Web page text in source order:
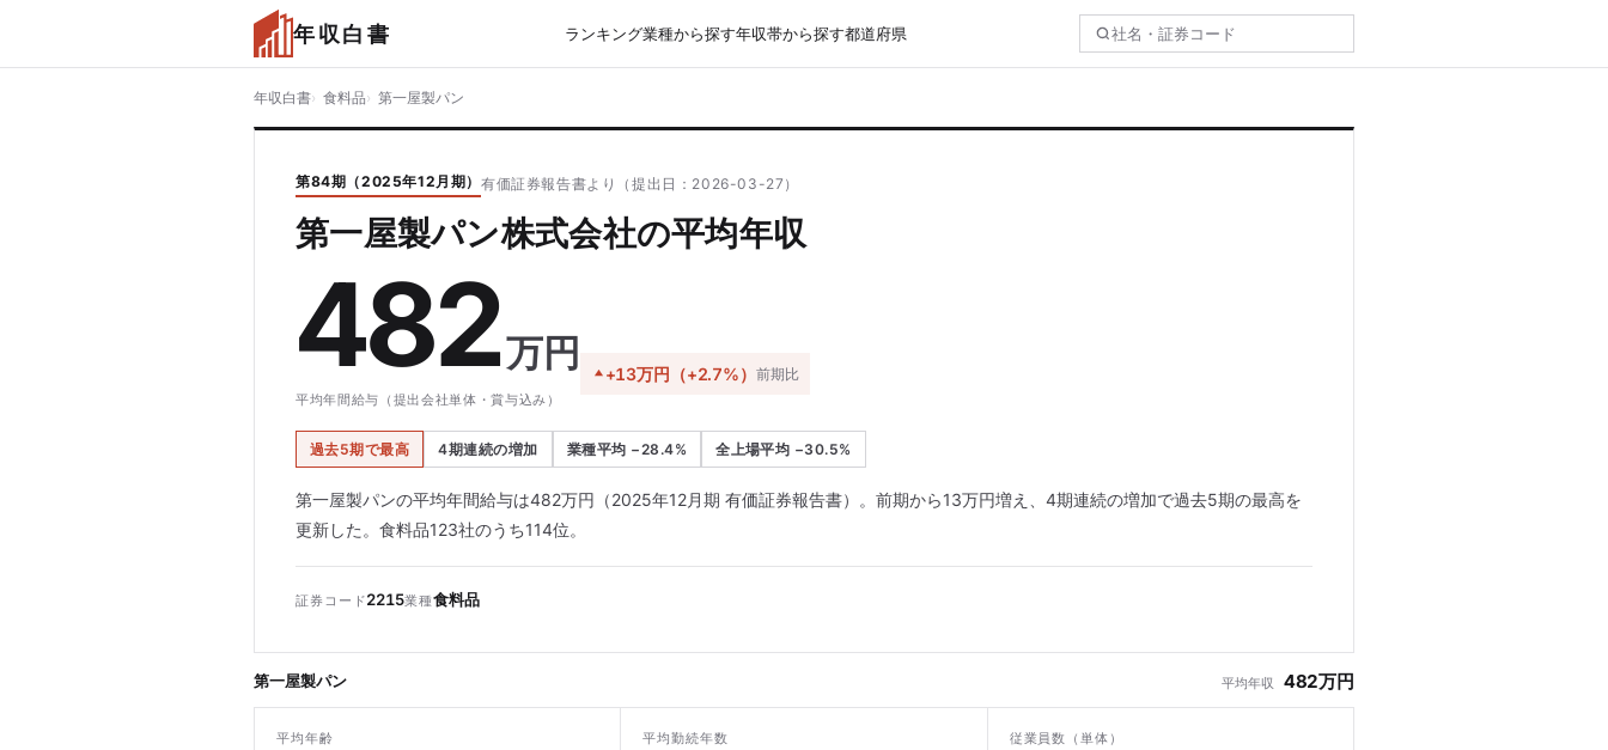
年収白書 ランキング業種から探す年収帯から探す都道府県
年収白書 食料品 第一屋製パン
第84期（2025年12月期） 有価証券報告書より（提出日：2026-03-27）
第一屋製パン株式会社の平均年収
482万円
平均年間給与（提出会社単体・賞与込み）
+13万円（+2.7%） 前期比
過去5期で最高 4期連続の増加 業種平均 −28.4% 全上場平均 −30.5%
第一屋製パンの平均年間給与は482万円（2025年12月期 有価証券報告書）。前期から13万円増え、4期連続の増加で過去5期の最高を
更新した。食料品123社のうち114位。
証券コード2215業種食料品
第一屋製パン 平均年収 482万円
平均年齢 平均勤続年数 従業員数（単体）